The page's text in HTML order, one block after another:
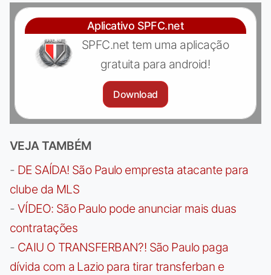
Aplicativo SPFC.net
SPFC.net tem uma aplicação
gratuita para android!
Download
VEJA TAMBÉM
- DE SAÍDA! São Paulo empresta atacante para
clube da MLS
- VÍDEO: São Paulo pode anunciar mais duas
contratações
- CAIU O TRANSFERBAN?! São Paulo paga
dívida com a Lazio para tirar transferban e